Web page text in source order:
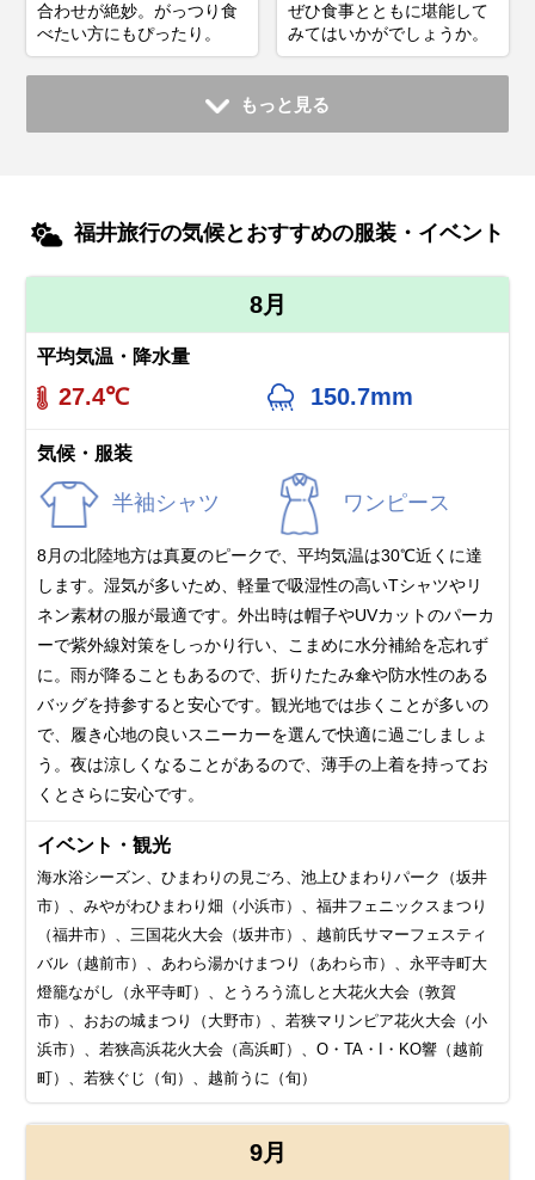
合わせが絶妙。がっつり食
べたい方にもぴったり。
ぜひ食事とともに堪能して
みてはいかがでしょうか。
もっと見る
福井旅行の気候とおすすめの服装・イベント
8月
平均気温・降水量
27.4℃ 150.7mm
気候・服装
半袖シャツ ワンピース
8月の北陸地方は真夏のピークで、平均気温は30℃近くに達
します。湿気が多いため、軽量で吸湿性の高いTシャツやリ
ネン素材の服が最適です。外出時は帽子やUVカットのパーカ
ーで紫外線対策をしっかり行い、こまめに水分補給を忘れず
に。雨が降ることもあるので、折りたたみ傘や防水性のある
バッグを持参すると安心です。観光地では歩くことが多いの
で、履き心地の良いスニーカーを選んで快適に過ごしましょ
う。夜は涼しくなることがあるので、薄手の上着を持ってお
くとさらに安心です。
イベント・観光
海水浴シーズン、ひまわりの見ごろ、池上ひまわりパーク（坂井
市）、みやがわひまわり畑（小浜市）、福井フェニックスまつり
（福井市）、三国花火大会（坂井市）、越前氏サマーフェスティ
バル（越前市）、あわら湯かけまつり（あわら市）、永平寺町大
燈籠ながし（永平寺町）、とうろう流しと大花火大会（敦賀
市）、おおの城まつり（大野市）、若狭マリンピア花火大会（小
浜市）、若狭高浜花火大会（高浜町）、O・TA・I・KO響（越前
町）、若狭ぐじ（旬）、越前うに（旬）
9月